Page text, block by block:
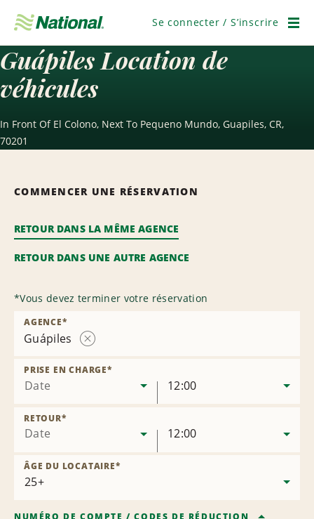
navigation
Se connecter / S’inscrire
Guápiles Location de
véhicules
In Front Of El Colono, Next To Pequeno Mundo, Guapiles, CR,
70201
COMMENCER UNE RÉSERVATION
RETOUR DANS LA MÊME AGENCE
RETOUR DANS UNE AUTRE AGENCE
*Vous devez terminer votre réservation
Guápiles
l’agence
AGENCE*
Date
PRISE EN CHARGE*
12:00
Date
RETOUR*
12:00
ÂGE DU LOCATAIRE*